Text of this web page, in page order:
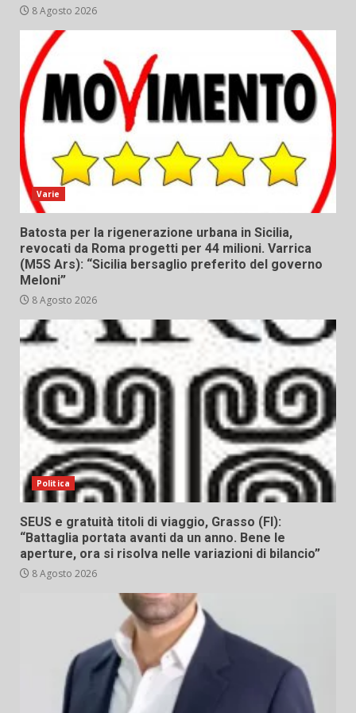
8 Agosto 2026
Varie
Batosta per la rigenerazione urbana in Sicilia,
revocati da Roma progetti per 44 milioni. Varrica
(M5S Ars): “Sicilia bersaglio preferito del governo
Meloni”
8 Agosto 2026
Politica
SEUS e gratuità titoli di viaggio, Grasso (FI):
“Battaglia portata avanti da un anno. Bene le
aperture, ora si risolva nelle variazioni di bilancio”
8 Agosto 2026